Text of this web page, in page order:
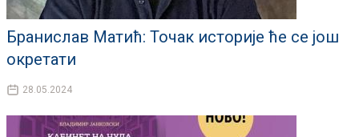
Бранислав Матић: Точак историје ће се још
окретати
28.05.2024